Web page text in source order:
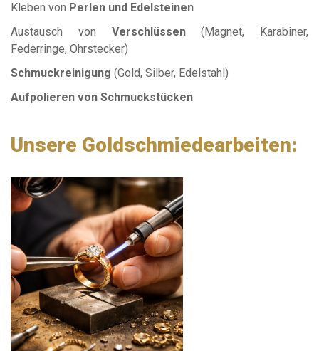
Kleben von Perlen und Edelsteinen
Austausch von Verschlüssen(Magnet, Karabiner,
Federringe, Ohrstecker)
Schmuckreinigung (Gold, Silber, Edelstahl)
Aufpolieren von Schmuckstücken
Unsere Goldschmiedearbeiten: